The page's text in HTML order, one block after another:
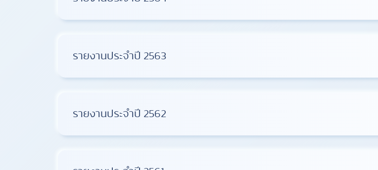
รายงานประจำปี 2563
รายงานประจำปี 2562